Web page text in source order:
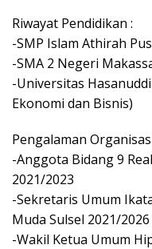
Riwayat Pendidikan :
-SMP Islam Athirah
-SMA 2 Negeri
-Universitas
Ekonomi dan Bisnis)
Pengalaman
-Anggota Bidang 9
2021/2023
-Sekretaris Umum
Muda Sulsel 2021/2026
-Wakil Ketua Umum